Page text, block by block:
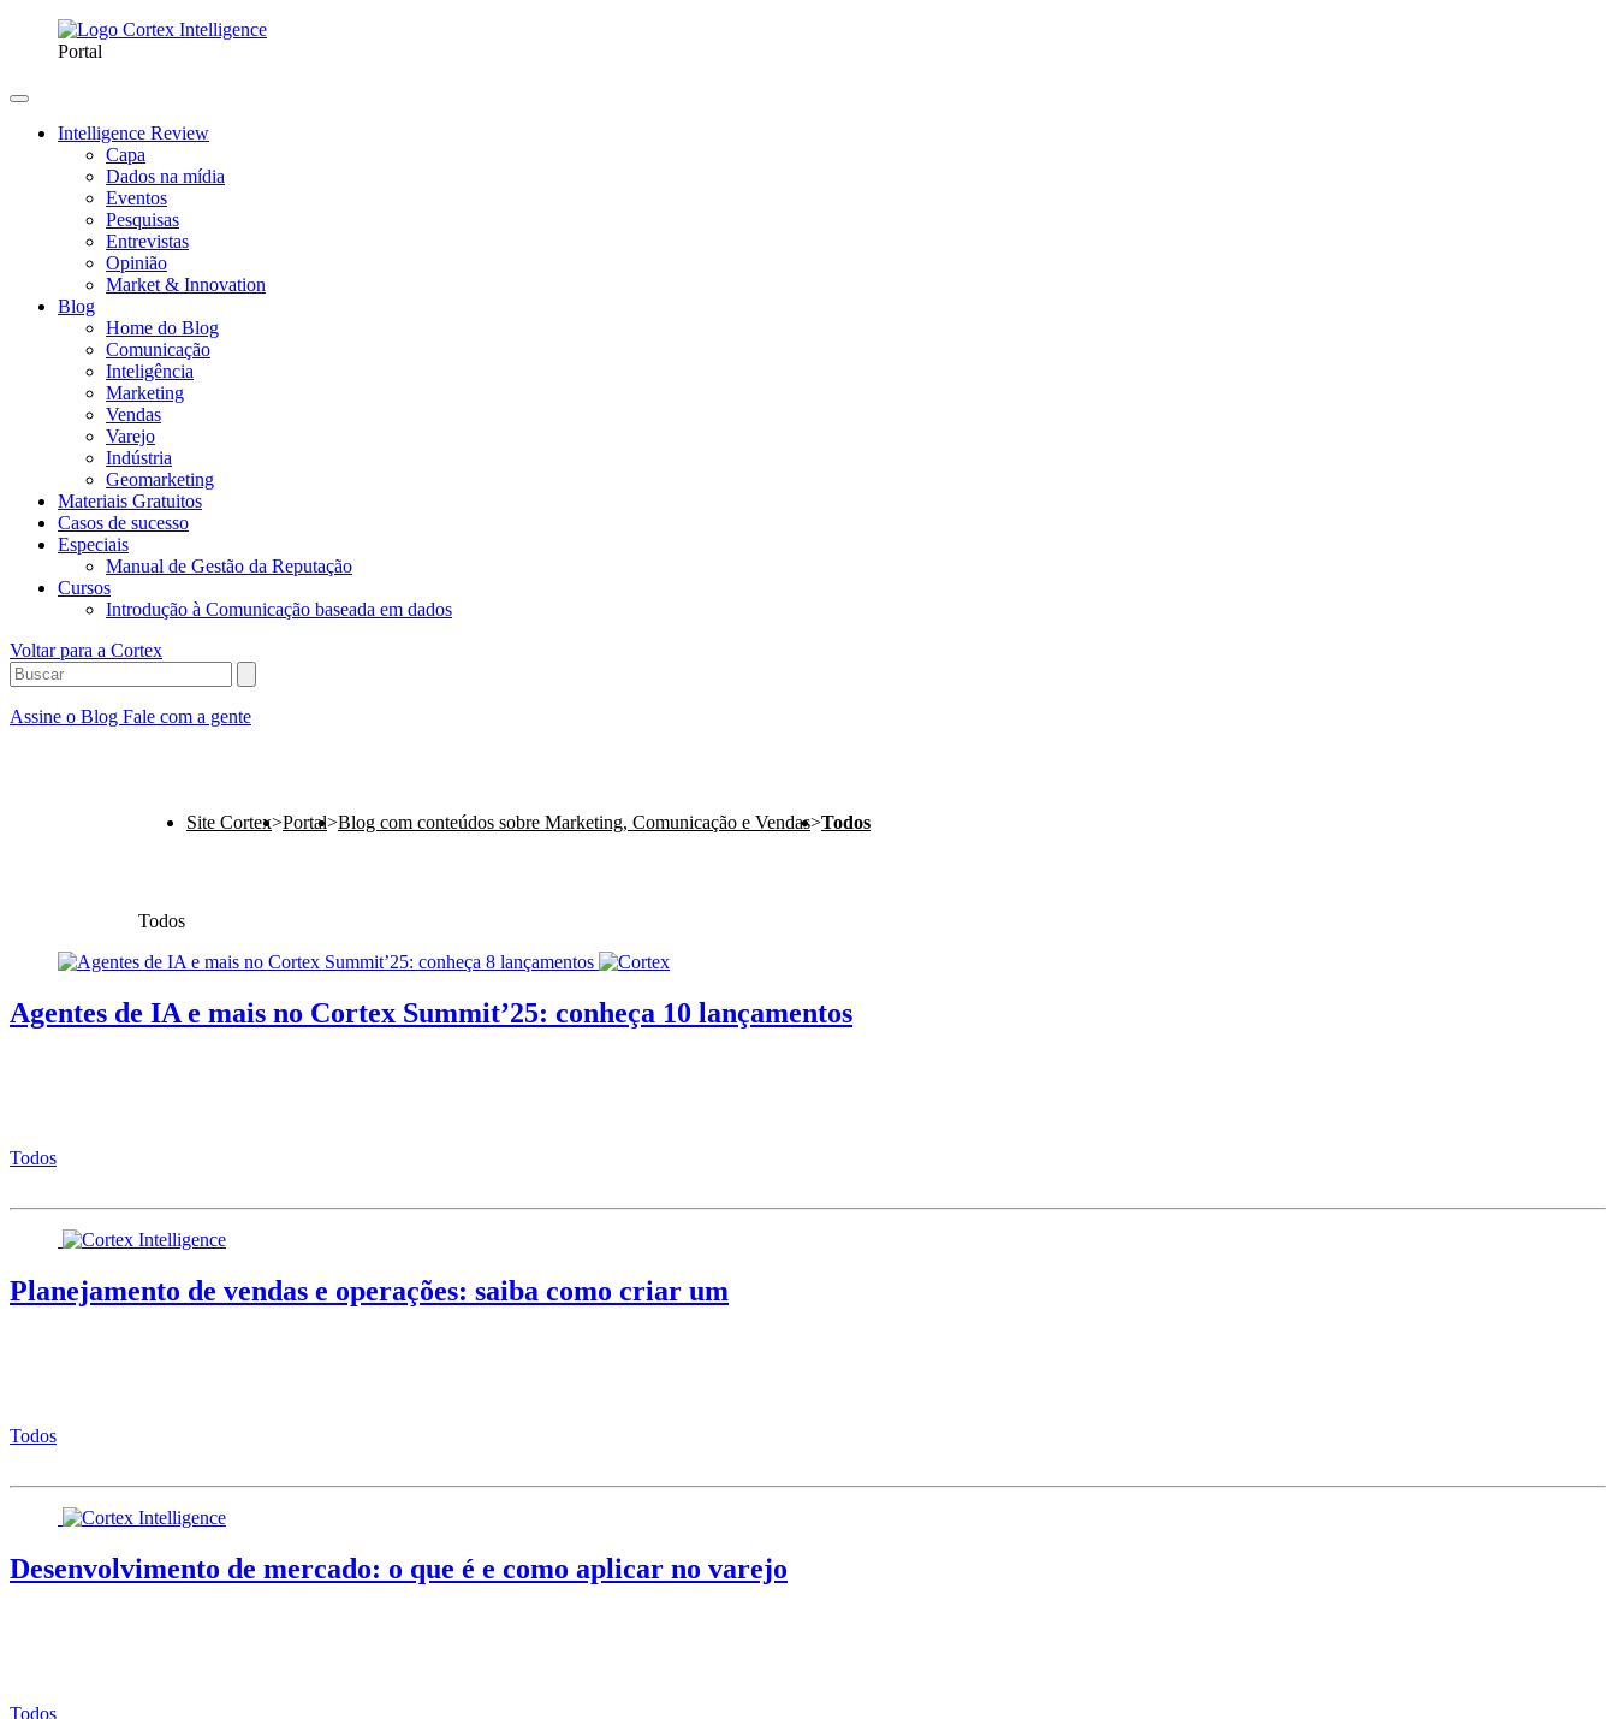
Portal
Intelligence Review
Capa
Dados na mídia
Eventos
Pesquisas
Entrevistas
Opinião
Market & Innovation
Blog
Home do Blog
Comunicação
Inteligência
Marketing
Vendas
Varejo
Indústria
Geomarketing
Materiais Gratuitos
Casos de sucesso
Especiais
Manual de Gestão da Reputação
Cursos
Introdução à Comunicação baseada em dados
Voltar para a Cortex
Assine o Blog Fale com a gente
Site Cortex>Portal>Blog com conteúdos sobre Marketing, Comunicação e Vendas>Todos
Todos
Agentes de IA e mais no Cortex Summit’25: conheça 10 lançamentos
Todos
Planejamento de vendas e operações: saiba como criar um
Todos
Desenvolvimento de mercado: o que é e como aplicar no varejo
Todos